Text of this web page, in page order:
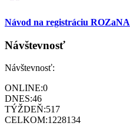
Návod na registráciu ROZaNA
Návštevnosť
Návštevnosť:
ONLINE:0
DNES:46
TÝŽDEŇ:517
CELKOM:1228134